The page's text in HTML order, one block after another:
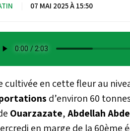
07 MAI 2025 À 15:50
cultivée en cette fleur au
d’environ 60
Ouarzazate,Abdellah
en marge de la 60ème